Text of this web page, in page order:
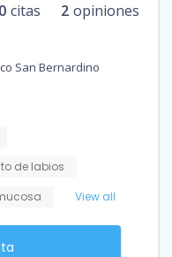
0 citas 2 opiniones
San Bernardino
de labios
View all